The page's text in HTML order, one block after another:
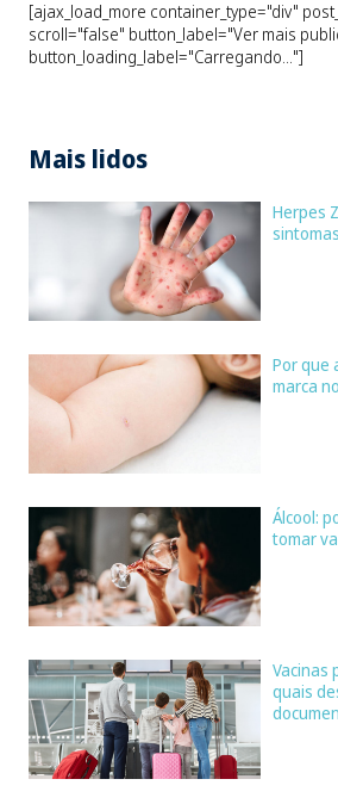
[ajax_load_more container_type="div"
scroll="false" button_label="Ver mais
button_loading_label="Carregando..."]
Mais lidos
Herpes
Por que
marca
Álcool:
tomar
Vacinas
quais